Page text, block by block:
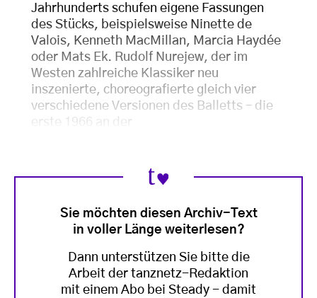
Jahrhunderts schufen eigene Fassungen
des Stücks, beispielsweise Ninette de
Valois, Kenneth MacMillan, Marcia Haydée
oder Mats Ek. Rudolf Nurejew, der im
Westen zahlreiche Klassiker neu
inszenierte, choreografierte gleich vier
verschiedene Versionen des Balletts – die
erste 1966 an der
Sie möchten diesen Archiv-Text
in voller Länge weiterlesen?
Dann unterstützen Sie bitte die
Arbeit der tanznetz-Redaktion
mit einem Abo bei Steady - damit